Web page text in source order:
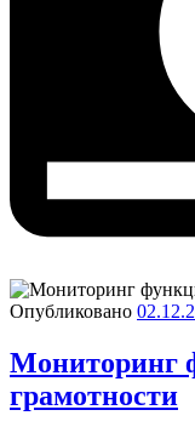
Опубликовано
Мониторинг
грамотности